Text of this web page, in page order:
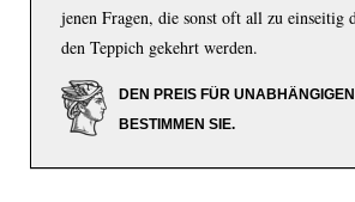
jenen Fragen, die sonst oft all zu einseitig
den Teppich gekehrt werden.
DEN PREIS FÜR
BESTIMMEN SIE.